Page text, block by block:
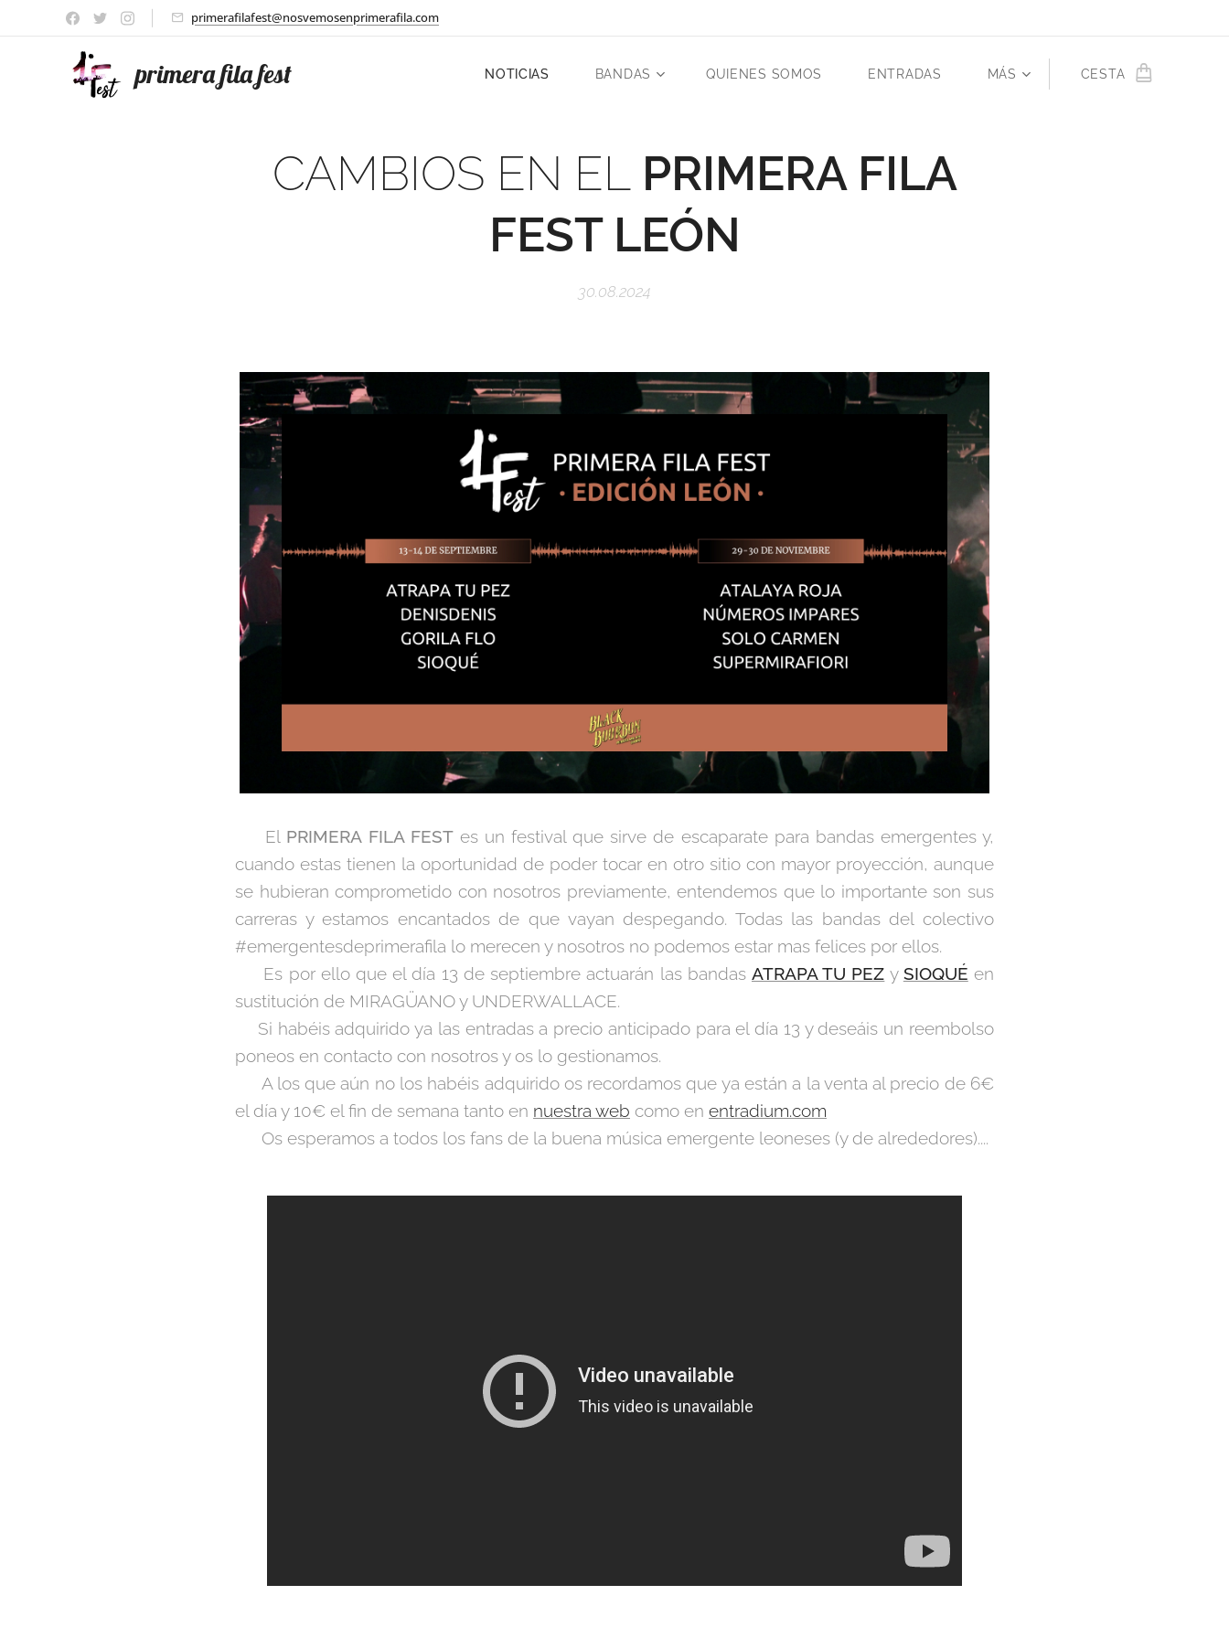
primerafilafest@nosvemosenprimerafila.com
primera fila fest NOTICIAS BANDAS QUIENES SOMOS ENTRADAS MÁS CESTA
CAMBIOS EN EL PRIMERA FILA
FEST LEÓN
30.08.2024
🎸 El PRIMERA FILA FESTes un festival que sirve de escaparate para bandas emergentes y,
cuando estas tienen la oportunidad de poder tocar en otro sitio con mayor proyección, aunque
se hubieran comprometido con nosotros previamente, entendemos que lo importante son sus
carreras y estamos encantados de que vayan despegando. Todas las bandas del colectivo
#emergentesdeprimerafila lo merecen y nosotros no podemos estar mas felices por ellos.
👯 Es por ello que el día 13 de septiembre actuarán las bandas ATRAPA TU PEZ y SIOQUÉ en
sustitución de MIRAGÜANO y UNDERWALLACE.
💲Si habéis adquirido ya las entradas a precio anticipado para el día 13 y deseáis un reembolso
poneos en contacto con nosotros y os lo gestionamos.
🎟️ A los que aún no los habéis adquirido os recordamos que ya están a la venta al precio de 6€
el día y 10€ el fin de semana tanto en nuestra web como en entradium.com
🕺 Os esperamos a todos los fans de la buena música emergente leoneses (y de alrededores)....